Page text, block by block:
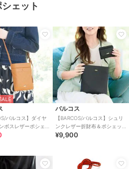
ェット
バルコス】ダイヤ
ボスレザーポシェ
バルコス
【BARCOS/バルコス】シュリ
ンクレザー折財布＆ポシェッ
ト＜ルーニア＞
¥9,900